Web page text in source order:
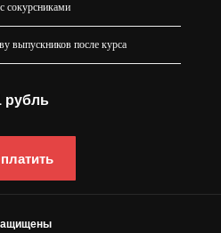
сокурсниками
выпускников после курса
рубль